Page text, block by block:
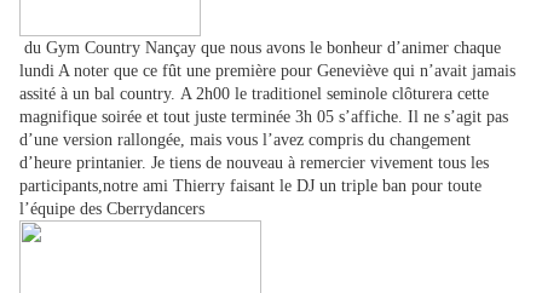
du Gym Country Nançay que nous avons le bonheur d’animer chaque
lundi A noter que ce fût une première pour Geneviève qui n’avait jamais
assité à un bal country. A 2h00 le traditionel seminole clôturera cette
magnifique soirée et tout juste terminée 3h 05 s’affiche. Il ne s’agit pas
d’une version rallongée, mais vous l’avez compris du changement
d’heure printanier. Je tiens de nouveau à remercier vivement tous les
participants,notre ami Thierry faisant le DJ un triple ban pour toute
l’équipe des Cberrydancers